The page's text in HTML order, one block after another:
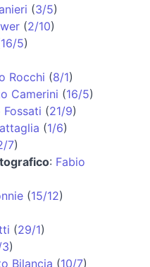
(3/5)
(2/10)
16/5)
Rocchi (8/1)
Camerini (16/5)
Fossati (21/9)
(1/6)
7)
: Fabio
(15/12)
(29/1)
)
Bilancia (10/7)